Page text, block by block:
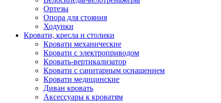
Ортезы
Опора для стояния
Ходунки
Кровати, кресла и столики
Кровати механические
Кровати с электроприводом
Кровать-вертикализатор
Кровати с санитарным оснащением
Кровати медицинские
Диван кровать
Аксессуары к кроватям